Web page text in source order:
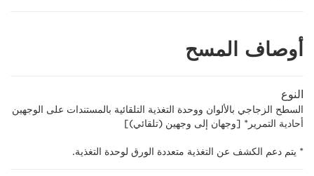
أوصاف المسح
النوع
السطح الزجاجي بالألوان ووحدة التغذية التلقائية بالمستندات على الوجهين
أحادية التمرير* [وجهان إلى وجهين (تلقائي)]
* يتم دعم الكشف عن التغذية متعددة الورق لوحدة التغذية.